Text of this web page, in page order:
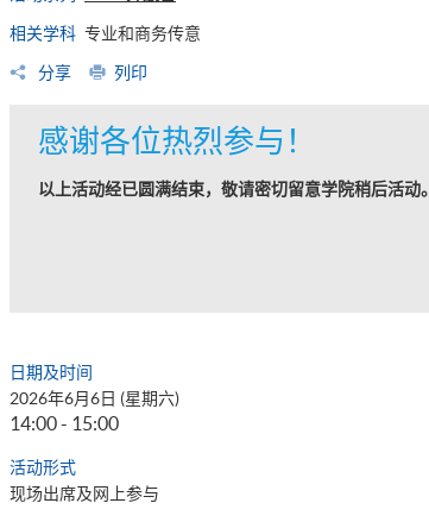
相关学科 专业和商务传意
分享 列印
感谢各位热烈参与！
以上活动经已圆满结束，敬请密切留意学院稍后活动。
日期及时间
2026年6月6日 (星期六)
14:00 - 15:00
活动形式
现场出席及网上参与